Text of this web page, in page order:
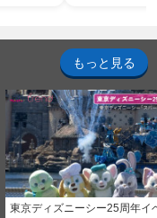
もっと見る
東京ディズニーシー25周年イ